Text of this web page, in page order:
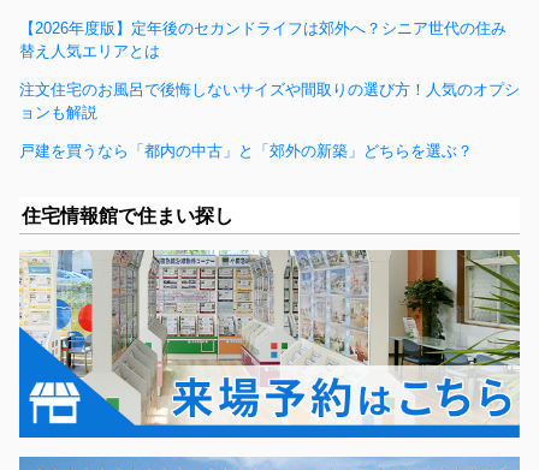
【2026年度版】定年後のセカンドライフは郊外へ？シニア世代の住み
替え人気エリアとは
注文住宅のお風呂で後悔しないサイズや間取りの選び方！人気のオプシ
ョンも解説
戸建を買うなら「都内の中古」と「郊外の新築」どちらを選ぶ？
住宅情報館で住まい探し